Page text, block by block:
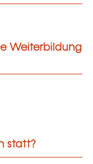
Weiterbildung
statt?